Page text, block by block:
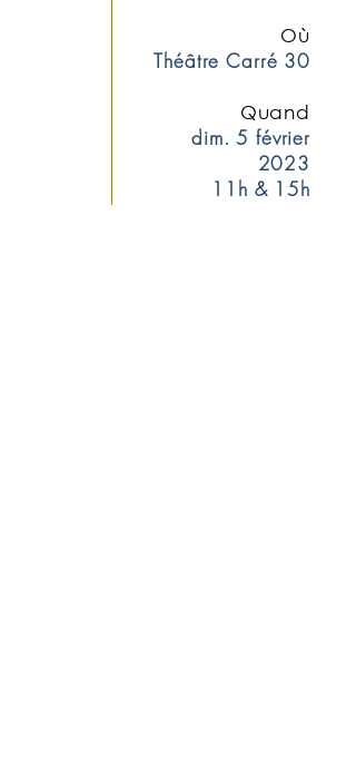
Où
Théâtre Carré 30
Quand
dim. 5 février
2023
11h & 15h